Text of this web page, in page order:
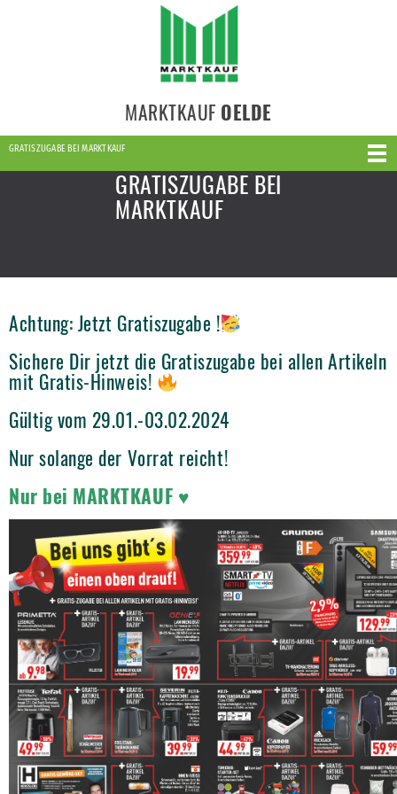
MARKTKAUF OELDE
GRATISZUGABE BEI MARKTKAUF
GRATISZUGABE BEI
MARKTKAUF
Achtung: Jetzt Gratiszugabe !
Sichere Dir jetzt die Gratiszugabe bei allen Artikeln
mit Gratis-Hinweis!
Gültig vom 29.01.-03.02.2024
Nur solange der Vorrat reicht!
Nur bei MARKTKAUF ♥